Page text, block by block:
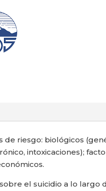
riesgo: biológicos
intoxicaciones);
el suicidio a lo largo